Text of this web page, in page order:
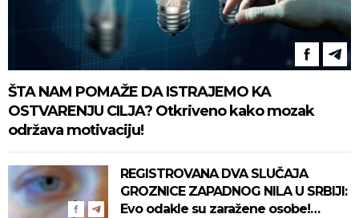
ŠTA NAM POMAŽE DA ISTRAJEMO KA
OSTVARENJU CILJA? Otkriveno kako mozak
održava motivaciju!
REGISTROVANA DVA SLUČAJA
GROZNICE ZAPADNOG NILA U SRBIJI:
Evo odakle su zaražene osobe!